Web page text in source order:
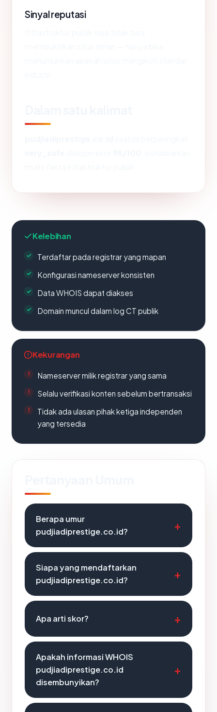
Sinyal reputasi
Kelebihan
Terdaftar pada registrar yang mapan
Konfigurasi nameserver konsisten
Data WHOIS dapat diakses
Domain muncul dalam log CT publik
Kekurangan
Nameserver milik registrar yang sama
Selalu verifikasi konten sebelum bertransaksi
Tidak ada ulasan pihak ketiga independen
yang tersedia
Berapa umur
pudjiadiprestige.co.id?
Siapa yang mendaftarkan
pudjiadiprestige.co.id?
Apa arti skor?
Apakah informasi WHOIS
pudjiadiprestige.co.id
disembunyikan?